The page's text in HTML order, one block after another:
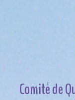
Comité de